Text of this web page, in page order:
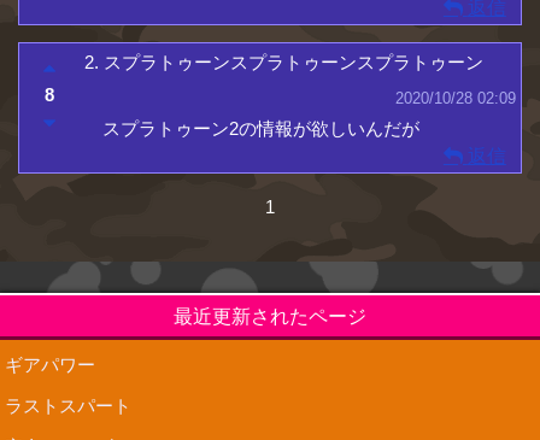
返信
2. スプラトゥーンスプラトゥーンスプラトゥーン
2020/10/28 02:09
スプラトゥーン2の情報が欲しいんだが
8
返信
1
最近更新されたページ
ギアパワー
ラストスパート